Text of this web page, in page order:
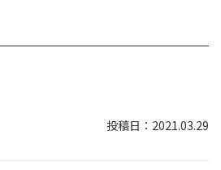
2021.03.29